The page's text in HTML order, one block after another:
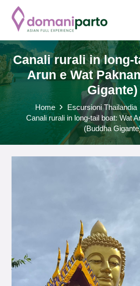
Canali rurali in long-
Arun e Wat
Gigante)
Home Escursioni Thailandia
Canali rurali in long-tail boat: Wat
(Buddha